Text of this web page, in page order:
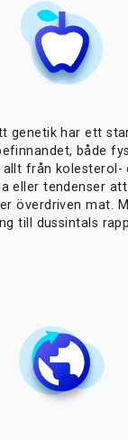
genetik har ett
både
allt från kolesterol-
eller tendenser
överdriven mat.
till dussintals